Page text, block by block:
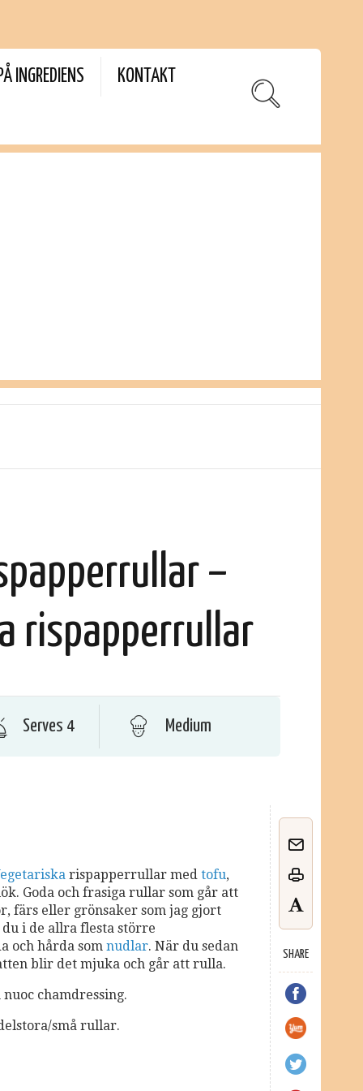
INGREDIENS KONTAKT
–
rispapperrullar
Serves 4 Medium
SHARE
rispapperrullar med tofu,
Goda och frasiga rullar som går att
färs eller grönsaker som jag gjort
i de allra flesta större
och hårda som nudlar. När du sedan
blir det mjuka och går att rulla.
chamdressing.
små rullar.